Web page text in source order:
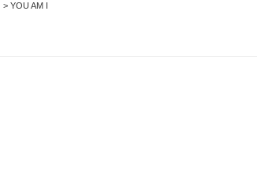
> YOU AM I